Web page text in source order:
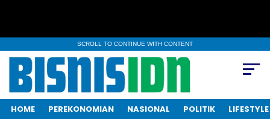
SCROLL TO CONTINUE WITH CONTENT
HOME PEREKONOMIAN NASIONAL POLITIK LIFESTYLE